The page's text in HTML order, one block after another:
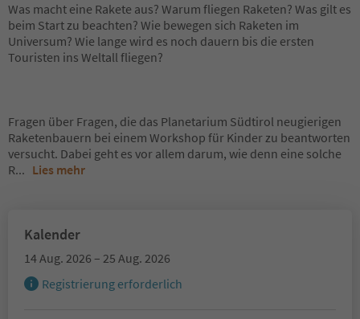
Was macht eine Rakete aus? Warum fliegen Raketen? Was gilt es
beim Start zu beachten? Wie bewegen sich Raketen im
Universum? Wie lange wird es noch dauern bis die ersten
Touristen ins Weltall fliegen?
Fragen über Fragen, die das Planetarium Südtirol neugierigen
Raketenbauern bei einem Workshop für Kinder zu beantworten
versucht. Dabei geht es vor allem darum, wie denn eine solche
R... Lies mehr
Kalender
14 Aug. 2026 – 25 Aug. 2026
Registrierung erforderlich